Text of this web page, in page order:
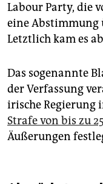
Labour Party, die
eine Abstimmung
Letztlich kam es
Das sogenannte
der Verfassung
irische Regierung
Strafe von bis zu
Äußerungen